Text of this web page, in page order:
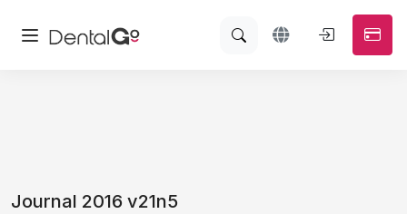
Journal 2016 v21n5